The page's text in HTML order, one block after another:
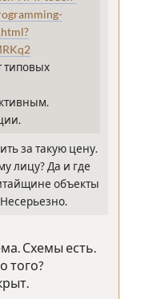
типовых
за такую цену.
лицу? Да и где
объекты
Схемы есть.
того?